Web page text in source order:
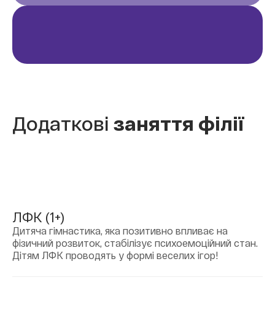
Додаткові заняття філії
ЛФК (1+)
Дитяча гімнастика, яка позитивно впливає на
фізичний розвиток, стабілізує психоемоційний стан.
Дітям ЛФК проводять у формі веселих ігор!